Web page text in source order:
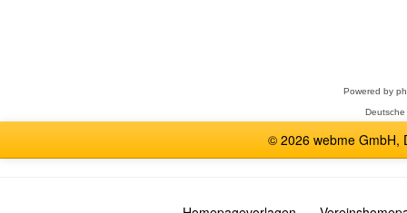
Powered by
© 2026 webme GmbH,